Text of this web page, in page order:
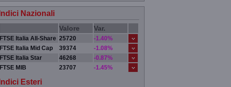
Indici Nazionali
Valore Var.
FTSE Italia All-Share 25720
-1.40%
FTSE Italia Mid Cap
39374
-1.08%
FTSE Italia Star
46268
-0.87%
FTSE MIB
23707 -1.45%
Indici Esteri